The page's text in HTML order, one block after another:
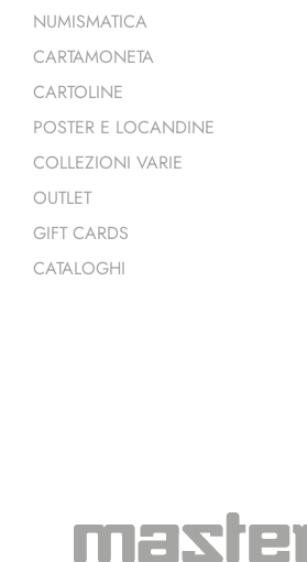
NUMISMATICA
CARTAMONETA
CARTOLINE
POSTER E LOCANDINE
COLLEZIONI VARIE
OUTLET
GIFT CARDS
CATALOGHI